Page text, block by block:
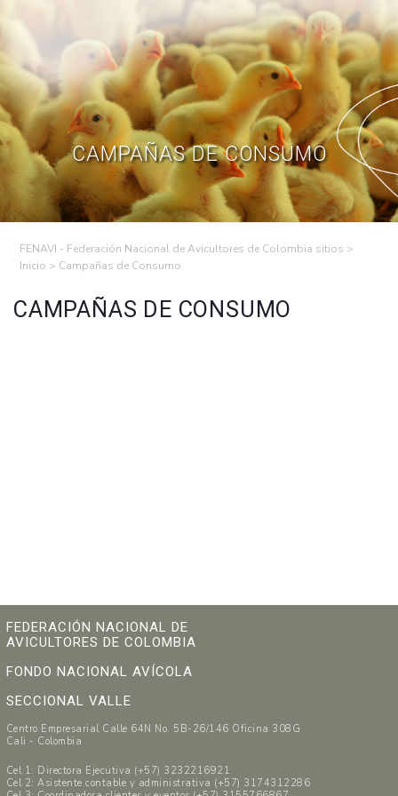
PQR Afiliarme
to
content
CAMPAÑAS DE CONSUMO
FENAVI - Federación Nacional de Avicultores de Colombia sitios >
> Campañas de Consumo
CAMPAÑAS DE CONSUMO
FEDERACIÓN NACIONAL DE
AVICULTORES DE COLOMBIA
FONDO NACIONAL AVÍCOLA
SECCIONAL VALLE
Centro Empresarial Calle 64N No. 5B-26/146 Oficina 308G
Cali - Colombia
Cel 1: Directora Ejecutiva (+57) 3232216921
Cel 2: Asistente contable y administrativa (+57) 3174312286